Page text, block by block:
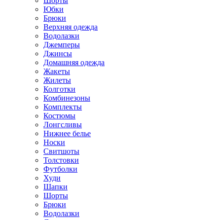
Юбки
Брюки
Верхняя одежда
Водолазки
Джемперы
Джинсы
Домашняя одежда
Жакеты
Жилеты
Колготки
Комбинезоны
Комплекты
Костюмы
Лонгсливы
Нижнее белье
Носки
Свитшоты
Толстовки
Футболки
Худи
Шапки
Шорты
Брюки
Водолазки